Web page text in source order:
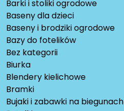
Barki i stoliki ogrodowe
Baseny dla dzieci
Baseny i brodziki ogrodowe
Bazy do fotelików
Bez kategorii
Biurka
Blendery kielichowe
Bramki
Bujaki i zabawki na biegunach